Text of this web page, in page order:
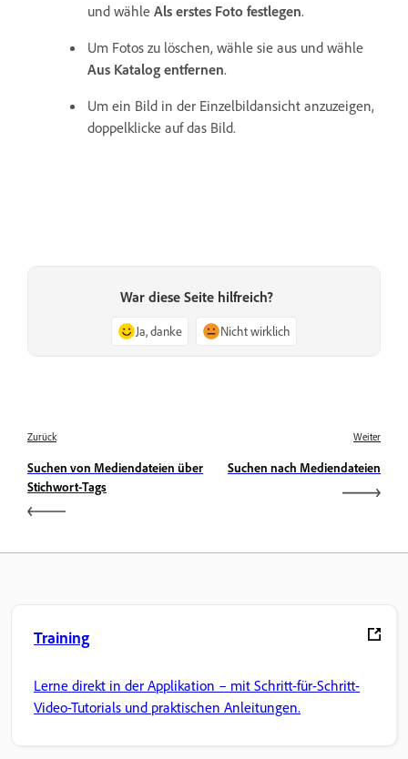
und wähle Als erstes Foto festlegen.
Um Fotos zu löschen, wähle sie aus und wähle
Aus Katalog entfernen.
Um ein Bild in der Einzelbildansicht anzuzeigen,
doppelklicke auf das Bild.
War diese Seite hilfreich?
Ja, danke Nicht wirklich
Zurück
Suchen von Mediendateien über
Stichwort-Tags
Weiter
Suchen nach Mediendateien
Training
Lerne direkt in der Applikation – mit Schritt-für-Schritt-
Video-Tutorials und praktischen Anleitungen.